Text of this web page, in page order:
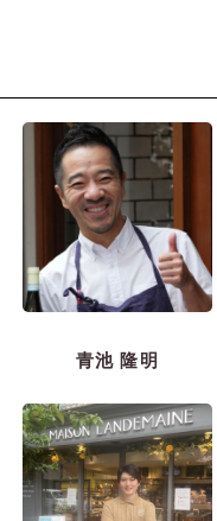
青池 隆明